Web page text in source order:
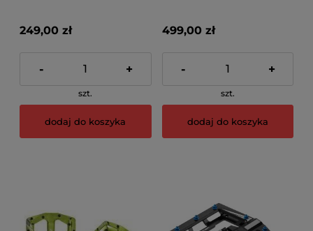
249,00 zł
- +
szt.
dodaj do koszyka
499,00 zł
- +
szt.
dodaj do koszyka